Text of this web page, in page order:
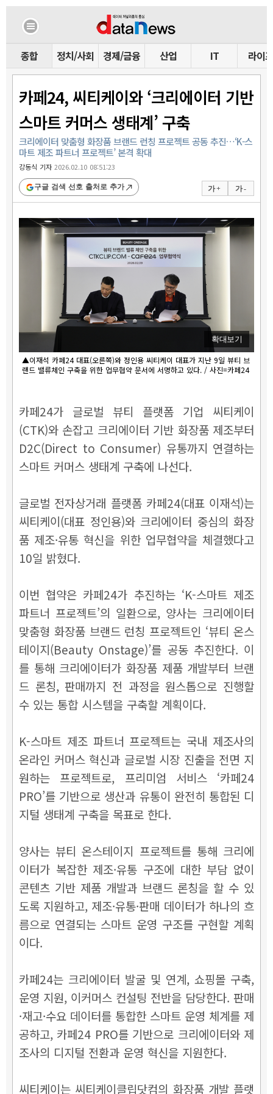
종합 정치/사회 경제/금융 산업 IT 라이프
카페24, 씨티케이와 ‘크리에이터 기반
스마트 커머스 생태계’ 구축
크리에이터 맞춤형 화장품 브랜드 런칭 프로젝트 공동 추진…‘K-스
마트 제조 파트너 프로젝트’ 본격 확대
강동식 기자2026.02.10 08:51:23
가 + 가 -
구글 검색 선호 출처로 추가
확대보기
▲이재석 카페24 대표(오른쪽)와 정인용 씨티케이 대표가 지난 9일 뷰티 브
랜드 밸류체인 구축을 위한 업무협약 문서에 서명하고 있다. / 사진=카페24
카페24가 글로벌 뷰티 플랫폼 기업 씨티케이
(CTK)와 손잡고 크리에이터 기반 화장품 제조부터
D2C(Direct to Consumer) 유통까지 연결하는
스마트 커머스 생태계 구축에 나선다.
글로벌 전자상거래 플랫폼 카페24(대표 이재석)는
씨티케이(대표 정인용)와 크리에이터 중심의 화장
품 제조·유통 혁신을 위한 업무협약을 체결했다고
10일 밝혔다.
이번 협약은 카페24가 추진하는 ‘K-스마트 제조
파트너 프로젝트’의 일환으로, 양사는 크리에이터
맞춤형 화장품 브랜드 런칭 프로젝트인 ‘뷰티 온스
테이지(Beauty Onstage)’를 공동 추진한다. 이
를 통해 크리에이터가 화장품 제품 개발부터 브랜
드 론칭, 판매까지 전 과정을 원스톱으로 진행할
수 있는 통합 시스템을 구축할 계획이다.
K-스마트 제조 파트너 프로젝트는 국내 제조사의
온라인 커머스 혁신과 글로벌 시장 진출을 전면 지
원하는 프로젝트로, 프리미엄 서비스 ‘카페24
PRO’를 기반으로 생산과 유통이 완전히 통합된 디
지털 생태계 구축을 목표로 한다.
양사는 뷰티 온스테이지 프로젝트를 통해 크리에
이터가 복잡한 제조·유통 구조에 대한 부담 없이
콘텐츠 기반 제품 개발과 브랜드 론칭을 할 수 있
도록 지원하고, 제조·유통·판매 데이터가 하나의 흐
름으로 연결되는 스마트 운영 구조를 구현할 계획
이다.
카페24는 크리에이터 발굴 및 연계, 쇼핑몰 구축,
운영 지원, 이커머스 컨설팅 전반을 담당한다. 판매
·재고·수요 데이터를 통합한 스마트 운영 체계를 제
공하고, 카페24 PRO를 기반으로 크리에이터와 제
조사의 디지털 전환과 운영 혁신을 지원한다.
씨티케이는 씨티케이클립닷컴의 화장품 개발 플랫